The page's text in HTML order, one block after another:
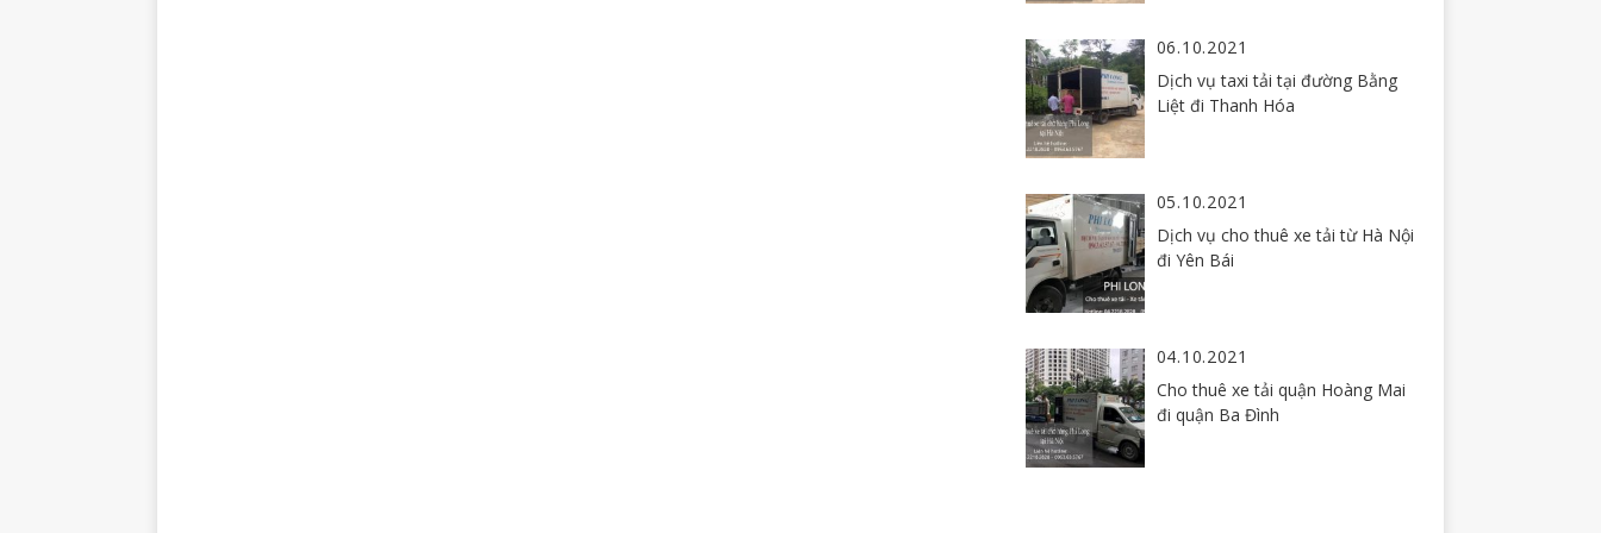
06.10.2021
Dịch vụ taxi tải tại đường Bằng
Liệt đi Thanh Hóa
05.10.2021
Dịch vụ cho thuê xe tải từ Hà Nội
đi Yên Bái
04.10.2021
Cho thuê xe tải quận Hoàng Mai
đi quận Ba Đình